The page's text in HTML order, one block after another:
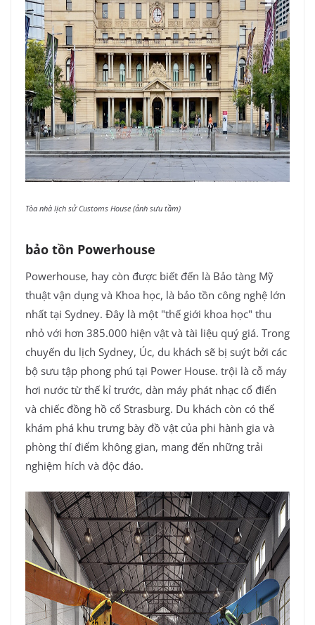
Tòa nhà lịch sử Customs House (ảnh sưu tầm)
bảo tồn Powerhouse
Powerhouse, hay còn được biết đến là Bảo tàng Mỹ
thuật vận dụng và Khoa học, là bảo tồn công nghệ lớn
nhất tại Sydney. Đây là một "thế giới khoa học" thu
nhỏ với hơn 385.000 hiện vật và tài liệu quý giá. Trong
chuyến du lịch Sydney, Úc, du khách sẽ bị suýt bởi các
bộ sưu tập phong phú tại Power House. trội là cỗ máy
hơi nước từ thế kỉ trước, dàn máy phát nhạc cổ điển
và chiếc đồng hồ cổ Strasburg. Du khách còn có thể
khám phá khu trưng bày đồ vật của phi hành gia và
phòng thí điểm không gian, mang đến những trải
nghiệm hích và độc đáo.